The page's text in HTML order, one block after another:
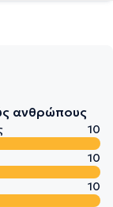
ανθρώπους
10
10
10